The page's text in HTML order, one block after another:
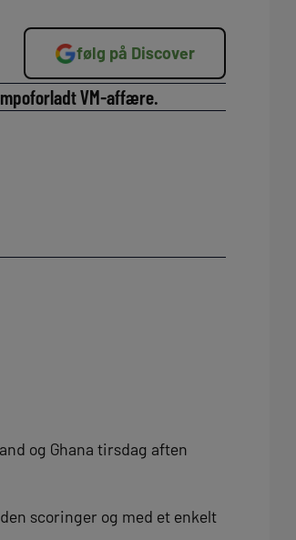
følg på Discover
VM-affære.
og Ghana tirsdag aften
scoringer og med et enkelt